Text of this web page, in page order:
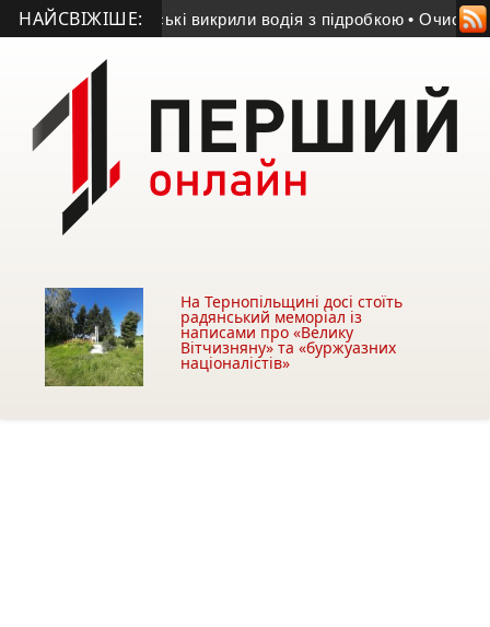
НАЙСВІЖІШЕ:
поліцейські викрили водія з підробкою • Очисні
На Тернопільщині досі стоїть
радянський меморіал із
написами про «Велику
Вітчизняну» та «буржуазних
націоналістів»